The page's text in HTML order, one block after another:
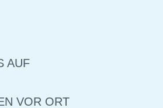
AUF
VOR ORT